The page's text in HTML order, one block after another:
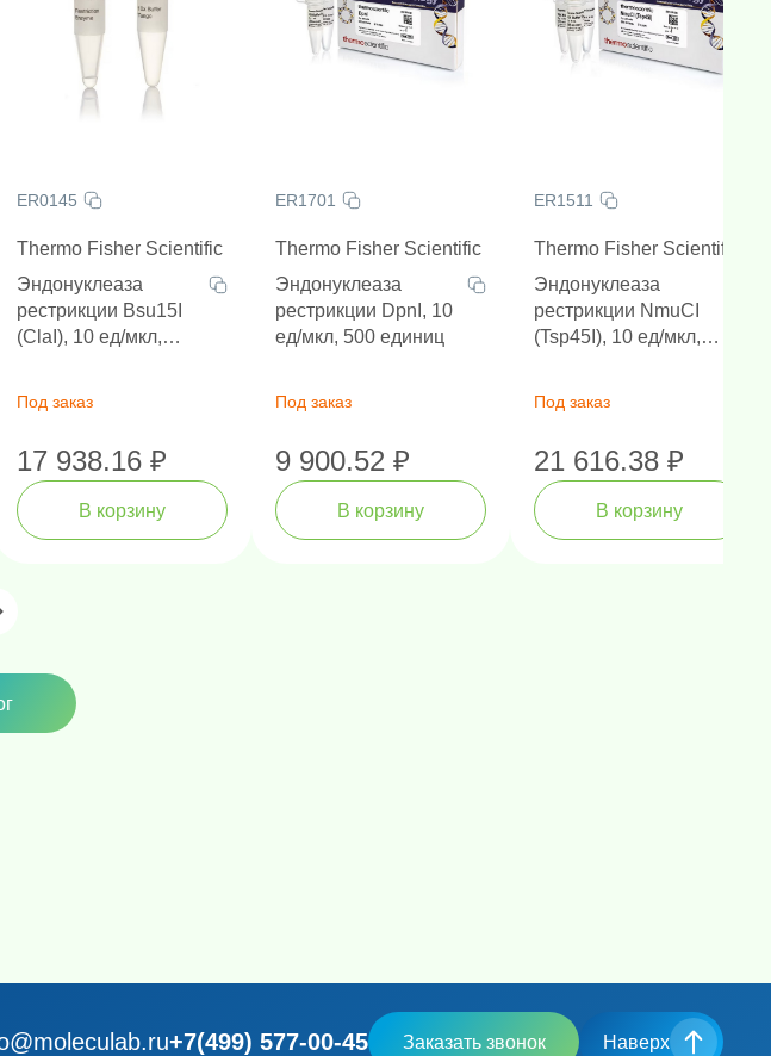
ER0145
Thermo Fisher Scientific
Эндонуклеаза
рестрикции Bsu15I
(ClaI), 10 ед/мкл,
Под заказ
17 938.16 ₽
В корзину
ER1701
Thermo Fisher Scientific
Эндонуклеаза
рестрикции DpnI, 10
ед/мкл, 500 единиц
Под заказ
9 900.52 ₽
В корзину
ER1511
Thermo Fisher Scientific
Эндонуклеаза
рестрикции NmuCI
(Tsp45I), 10 ед/мкл,
Под заказ
21 616.38 ₽
В корзину
+7(499) 577-00-45 Заказать звонок Наверх